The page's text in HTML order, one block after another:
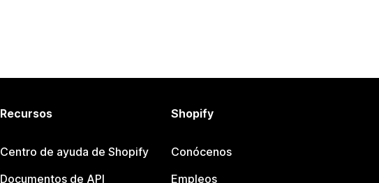
Recursos
Centro de ayuda de Shopify
Documentos de API
Shopify
Conócenos
Empleos